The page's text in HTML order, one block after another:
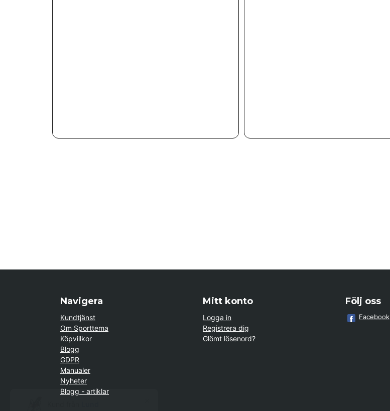
Navigera
Kundtjänst
Om Sporttema
Köpvillkor
Blogg
GDPR
Manualer
Nyheter
Blogg - artiklar
Mitt konto
Logga in
Registrera dig
Glömt lösenord?
Följ oss
Facebook
Kund frånLund